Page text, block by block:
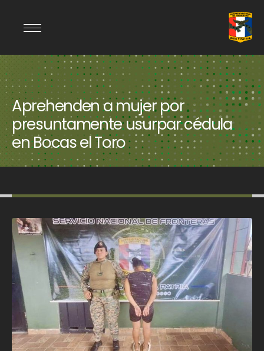
Aprehenden a mujer por
presuntamente usurpar cédula
en Bocas el Toro